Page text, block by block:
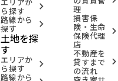
ら探す arrow_forward_ios
路線から
探す arrow_forward_ios
土地を探
す
エリアか
ら探す arrow_forward_ios
路線から
理
損害保
険・生命
保険代理
店
arrow_forward_ios
不動産を
貸すまで
の流れ
arrow_forward_ios